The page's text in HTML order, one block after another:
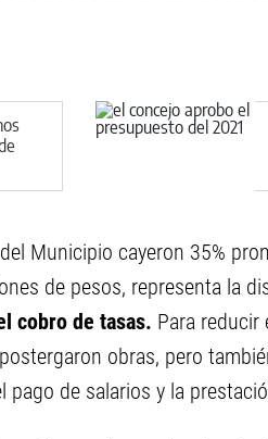
Municipio cayeron 35%
de pesos, representa la
cobro de tasas. Para reducir
obras, pero
de salarios y la